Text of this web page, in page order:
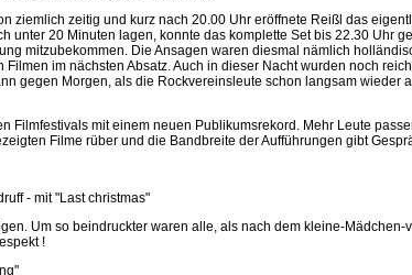
ziemlich zeitig und kurz nach 20.00 Uhr eröffnete Reißl das
unter 20 Minuten lagen, konnte das komplette Set bis 22.30 Uhr
mitzubekommen. Die Ansagen waren diesmal nämlich
im nächsten Absatz. Auch in dieser Nacht wurden noch
gegen Morgen, als die Rockvereinsleute schon langsam wieder
Filmfestivals mit einem neuen Publikumsrekord. Mehr Leute
Filme rüber und die Bandbreite der Aufführungen gibt
- mit "Last christmas"
Um so beindruckter waren alle, als nach dem kleine-
!
"